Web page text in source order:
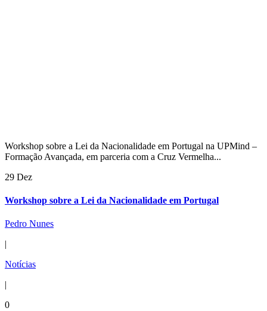
Workshop sobre a Lei da Nacionalidade em Portugal na UPMind –
Formação Avançada, em parceria com a Cruz Vermelha...
29 Dez
Workshop sobre a Lei da Nacionalidade em Portugal
Pedro Nunes
|
Notícias
|
0